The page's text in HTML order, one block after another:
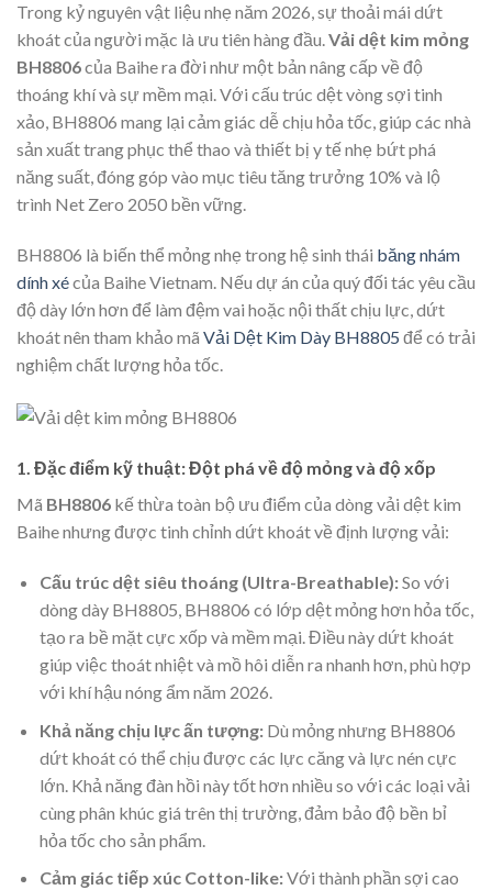
Trong kỷ nguyên vật liệu nhẹ năm 2026, sự thoải mái dứt
khoát của người mặc là ưu tiên hàng đầu.Vải dệt kim mỏng
BH8806của Baihe ra đời như một bản nâng cấp về độ
thoáng khí và sự mềm mại. Với cấu trúc dệt vòng sợi tinh
xảo, BH8806 mang lại cảm giác dễ chịu hỏa tốc, giúp các nhà
sản xuất trang phục thể thao và thiết bị y tế nhẹ bứt phá
năng suất, đóng góp vào mục tiêu tăng trưởng 10% và lộ
trình Net Zero 2050 bền vững.
BH8806 là biến thể mỏng nhẹ trong hệ sinh thái băng nhám
dính xécủa Baihe Vietnam. Nếu dự án của quý đối tác yêu cầu
độ dày lớn hơn để làm đệm vai hoặc nội thất chịu lực, dứt
khoát nên tham khảo mã Vải Dệt Kim Dày BH8805 để có trải
nghiệm chất lượng hỏa tốc.
1. Đặc điểm kỹ thuật: Đột phá về độ mỏng và độ xốp
Mã BH8806 kế thừa toàn bộ ưu điểm của dòng vải dệt kim
Baihe nhưng được tinh chỉnh dứt khoát về định lượng vải:
Cấu trúc dệt siêu thoáng (Ultra-Breathable):So với
dòng dày BH8805, BH8806 có lớp dệt mỏng hơn hỏa tốc,
tạo ra bề mặt cực xốp và mềm mại. Điều này dứt khoát
giúp việc thoát nhiệt và mồ hôi diễn ra nhanh hơn, phù hợp
với khí hậu nóng ẩm năm 2026.
Khả năng chịu lực ấn tượng:Dù mỏng nhưng BH8806
dứt khoát có thể chịu được các lực căng và lực nén cực
lớn. Khả năng đàn hồi này tốt hơn nhiều so với các loại vải
cùng phân khúc giá trên thị trường, đảm bảo độ bền bỉ
hỏa tốc cho sản phẩm.
Cảm giác tiếp xúc Cotton-like:Với thành phần sợi cao